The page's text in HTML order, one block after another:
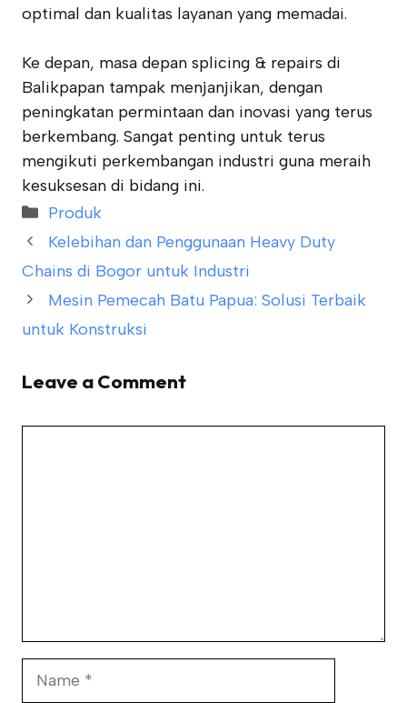
optimal dan kualitas layanan yang memadai.
Ke depan, masa depan splicing & repairs di
Balikpapan tampak menjanjikan, dengan
peningkatan permintaan dan inovasi yang terus
berkembang. Sangat penting untuk terus
mengikuti perkembangan industri guna meraih
kesuksesan di bidang ini.
Categories
Produk
Kelebihan dan Penggunaan Heavy Duty
Chains di Bogor untuk Industri
Mesin Pemecah Batu Papua: Solusi Terbaik
untuk Konstruksi
Leave a Comment